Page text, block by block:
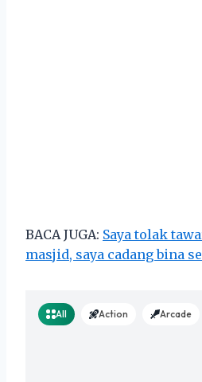
BACA JUGA: Saya tolak
masjid, saya cadang bina